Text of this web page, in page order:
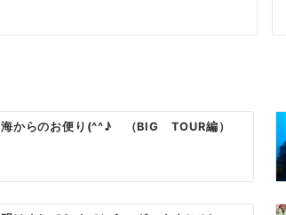
海からのお便り(^^♪ （BIG TOUR編）